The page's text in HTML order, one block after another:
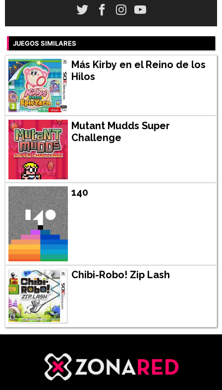
JUEGOS SIMILARES
Más Kirby en el Reino de los
Hilos
Mutant Mudds Super
Challenge
140
Chibi-Robo! Zip Lash